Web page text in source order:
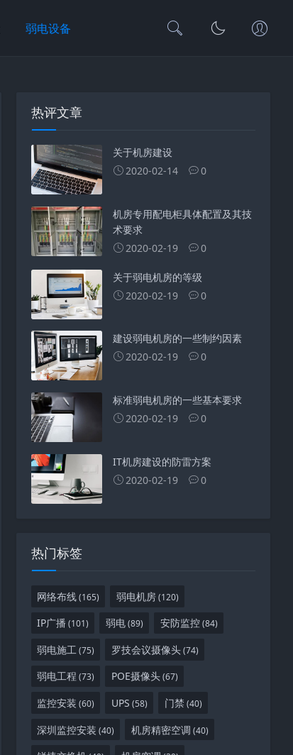
弱电设备
热评文章
关于机房建设
2020-02-14
0
机房专用配电柜具体配置及其技
术要求
2020-02-19
0
关于弱电机房的等级
2020-02-19
0
建设弱电机房的一些制约因素
2020-02-19
0
标准弱电机房的一些基本要求
2020-02-19
0
IT机房建设的防雷方案
2020-02-19
0
热门标签
网络布线(165) 弱电机房(120)
IP广播 (101) 弱电(89) 安防监控(84)
弱电施工(75) 罗技会议摄像头(74)
弱电工程 (73) POE摄像头(67)
监控安装 (60) UPS (58) 门禁 (40)
深圳监控安装 (40) 机房精密空调 (40)